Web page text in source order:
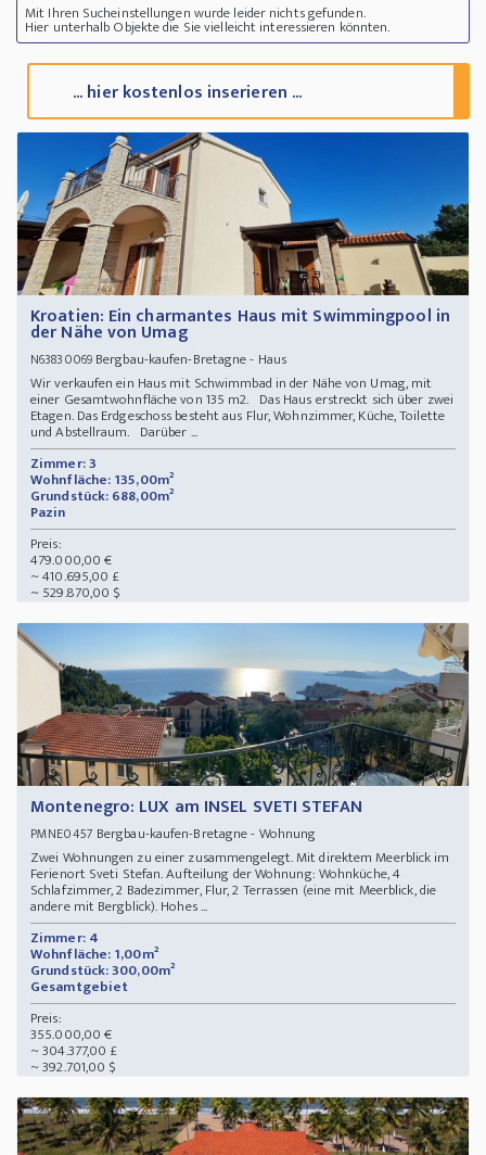
Mit Ihren Sucheinstellungen wurde leider nichts gefunden.
Hier unterhalb Objekte die Sie vielleicht interessieren könnten.
... hier kostenlos inserieren ...
Kroatien: Ein charmantes Haus mit Swimmingpool in
der Nähe von Umag
N63830069Bergbau-kaufen-Bretagne - Haus
Wir verkaufen ein Haus mit Schwimmbad in der Nähe von Umag, mit
einer Gesamtwohnfläche von 135 m2. Das Haus erstreckt sich über zwei
Etagen. Das Erdgeschoss besteht aus Flur, Wohnzimmer, Küche, Toilette
und Abstellraum. Darüber ...
Zimmer: 3
Wohnfläche: 135,00m²
Grundstück: 688,00m²
Pazin
Preis:
479.000,00 €
~ 410.695,00 £
~ 529.870,00 $
Montenegro: LUX am INSEL SVETI STEFAN
PMNE0457 Bergbau-kaufen-Bretagne - Wohnung
Zwei Wohnungen zu einer zusammengelegt. Mit direktem Meerblick im
Ferienort Sveti Stefan. Aufteilung der Wohnung: Wohnküche, 4
Schlafzimmer, 2 Badezimmer, Flur, 2 Terrassen (eine mit Meerblick, die
andere mit Bergblick). Hohes ...
Zimmer: 4
Wohnfläche: 1,00m²
Grundstück: 300,00m²
Gesamtgebiet
Preis:
355.000,00 €
~ 304.377,00 £
~ 392.701,00 $